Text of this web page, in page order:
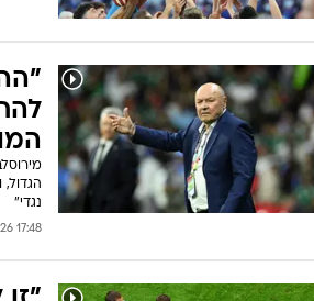
כתבות בנושא נבחרת צ'כיה
זר
סנטי